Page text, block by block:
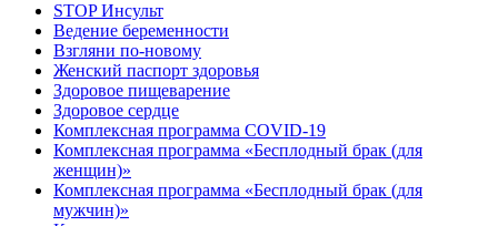
STOP Инсульт
Ведение беременности
Взгляни по-новому
Женский паспорт здоровья
Здоровое пищеварение
Здоровое сердце
Комплексная программа COVID-19
Комплексная программа «Бесплодный брак (для
женщин)»
Комплексная программа «Бесплодный брак (для
мужчин)»